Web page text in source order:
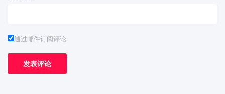
通过邮件订阅评论